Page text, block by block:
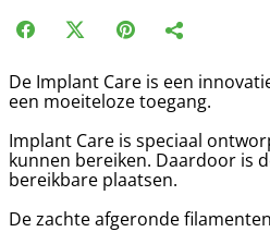
De Implant Care is een
een moeiteloze toegang.
Implant Care is speciaal
kunnen bereiken. Daardoor is
bereikbare plaatsen.
De zachte afgeronde